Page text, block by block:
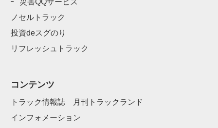
災害QQサービス
ノセルトラック
投資deスグのり
リフレッシュトラック
コンテンツ
トラック情報誌 月刊トラックランド
インフォメーション